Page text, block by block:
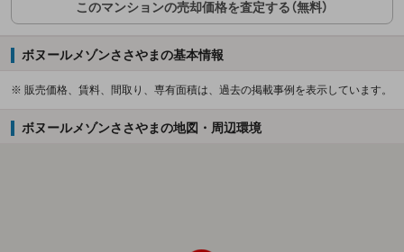
このマンションの売却価格を査定する（無料）
ボヌールメゾンささやまの基本情報
※ 販売価格、賃料、間取り、専有面積は、過去の掲載事例を表示しています。
ボヌールメゾンささやまの地図・周辺環境